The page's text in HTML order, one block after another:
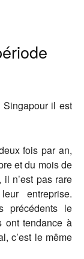
il est
fois par an,
et du mois de
n’est pas rare
entreprise.
précédents le
ont tendance à
c’est le même